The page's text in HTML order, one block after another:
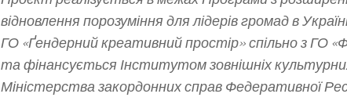
відновлення порозуміння для лідерів громад в
ГО «Ґендерний креативний простір» спільно з ГО
та фінансується Інститутом зовнішніх
Міністерства закордонних справ Федеративної